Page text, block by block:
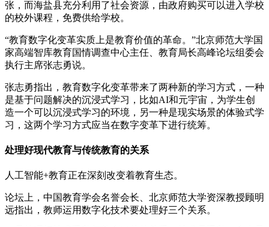
张，而海盐县充分利用了社会资源，由政府购买可以进入学校
的校外课程，免费供给学校。
“教育数字化变革实质上是教育价值的革命。”北京师范大学国
家高端智库教育国情调查中心主任、教育局长高峰论坛组委会
执行主席张志勇说。
张志勇指出，教育数字化变革带来了两种新的学习方式，一种
是基于问题解决的沉浸式学习，比如AI和元宇宙，为学生创
造一个可以沉浸式学习的环境，另一种是现实场景的体验式学
习，这两个学习方式应当在数字变革下进行统筹。
处理好现代教育与传统教育的关系
人工智能+教育正在深刻改变着教育生态。
论坛上，中国教育学会名誉会长、北京师范大学资深教授顾明
远指出，教师运用数字化技术要处理好三个关系。